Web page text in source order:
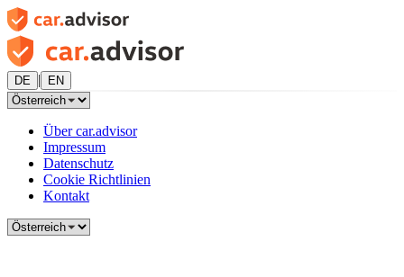
DE | EN
Über car.advisor
Impressum
Datenschutz
Cookie Richtlinien
Kontakt